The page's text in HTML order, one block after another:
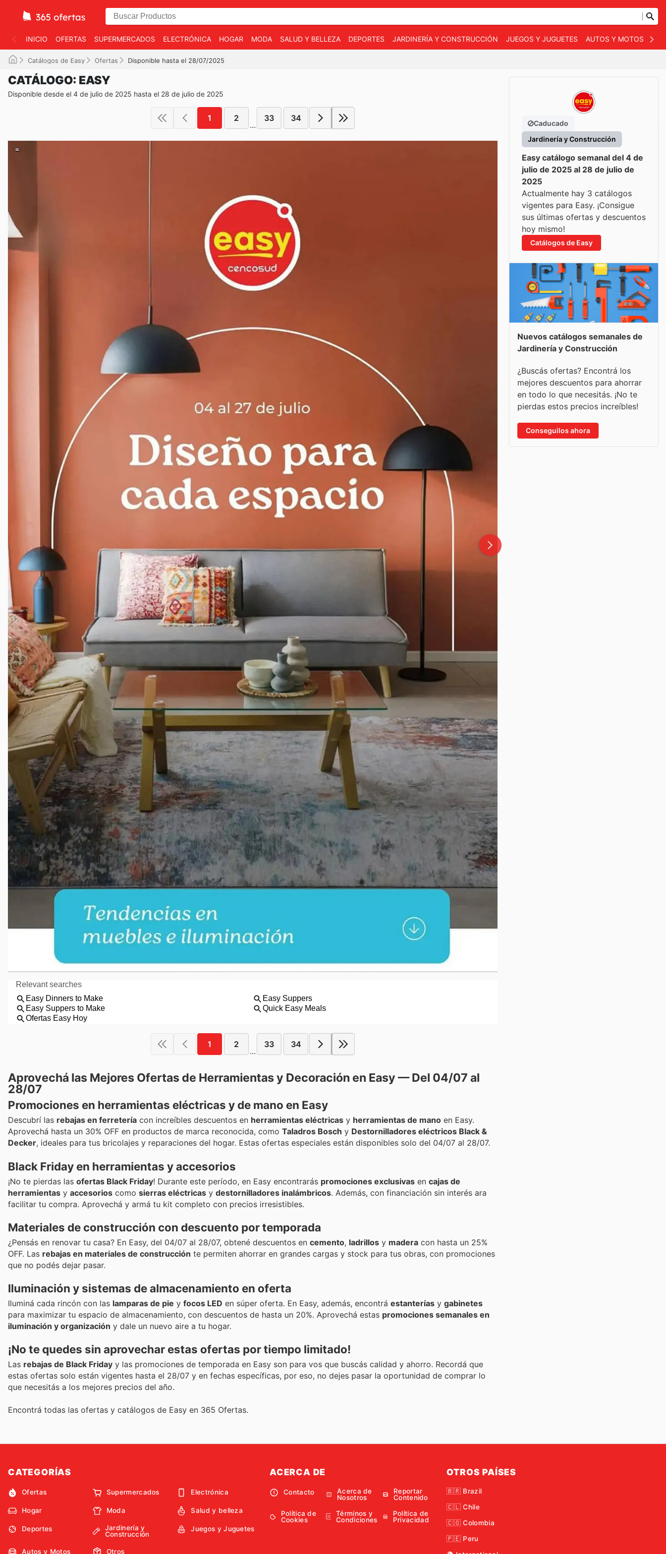
INICIO OFERTAS SUPERMERCADOS ELECTRÓNICA HOGAR MODA SALUD Y BELLEZA DEPORTES JARDINERÍA Y CONSTRUCCIÓN JUEGOS Y JUGUETES AUTOS Y MOTOS
Catálogos de Easy Ofertas Disponible hasta el 28/07/2025
CATÁLOGO: EASY
Disponible desde el 4 de julio de 2025 hasta el 28 de julio de 2025
1 2
...
33 34
1 2
...
33 34
Aprovechá las Mejores Ofertas de Herramientas y Decoración en Easy — Del 04/07 al
28/07
Promociones en herramientas eléctricas y de mano en Easy
Descubrí las rebajas en ferretería con increíbles descuentos en herramientas eléctricas y herramientas de mano en Easy.
Aprovechá hasta un 30% OFF en productos de marca reconocida, como Taladros Bosch y Destornilladores eléctricos Black &
Decker, ideales para tus bricolajes y reparaciones del hogar. Estas ofertas especiales están disponibles solo del 04/07 al 28/07.
Black Friday en herramientas y accesorios
¡No te pierdas las ofertas Black Friday! Durante este período, en Easy encontrarás promociones exclusivas en cajas de
herramientas y accesorios como sierras eléctricas y destornilladores inalámbricos. Además, con financiación sin interés ara
facilitar tu compra. Aprovechá y armá tu kit completo con precios irresistibles.
Materiales de construcción con descuento por temporada
¿Pensás en renovar tu casa? En Easy, del 04/07 al 28/07, obtené descuentos en cemento, ladrillos y madera con hasta un 25%
OFF. Las rebajas en materiales de construcción te permiten ahorrar en grandes cargas y stock para tus obras, con promociones
que no podés dejar pasar.
Iluminación y sistemas de almacenamiento en oferta
Iluminá cada rincón con las lamparas de pie y focos LED en súper oferta. En Easy, además, encontrá estanterías y gabinetes
para maximizar tu espacio de almacenamiento, con descuentos de hasta un 20%. Aprovechá estas promociones semanales en
iluminación y organización y dale un nuevo aire a tu hogar.
¡No te quedes sin aprovechar estas ofertas por tiempo limitado!
Las rebajas de Black Friday y las promociones de temporada en Easy son para vos que buscás calidad y ahorro. Recordá que
estas ofertas solo están vigentes hasta el 28/07 y en fechas específicas, por eso, no dejes pasar la oportunidad de comprar lo
que necesitás a los mejores precios del año.
Encontrá todas las ofertas y catálogos de Easy en 365 Ofertas.
Caducado
Jardinería y Construcción
Easy catálogo semanal del 4 de
julio de 2025 al 28 de julio de
2025
Actualmente hay 3 catálogos
vigentes para Easy. ¡Consigue
sus últimas ofertas y descuentos
hoy mismo!
Catálogos de Easy
Nuevos catálogos semanales de
Jardinería y Construcción
¿Buscás ofertas? Encontrá los
mejores descuentos para ahorrar
en todo lo que necesitás. ¡No te
pierdas estos precios increíbles!
Conseguilos ahora
CATEGORÍAS
Ofertas Supermercados Electrónica
Hogar Moda Salud y belleza
Deportes
Jardinería y
Construcción
Juegos y Juguetes
Autos y Motos Otros
ACERCA DE
Contacto
Acerca de
Nosotros
Reportar
Contenido
Política de
Cookies
Términos y
Condiciones
Política de
Privacidad
OTROS PAÍSES
🇧🇷 Brazil
🇨🇱 Chile
🇨🇴 Colombia
🇵🇪 Peru